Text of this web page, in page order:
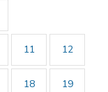
11 12
18 19